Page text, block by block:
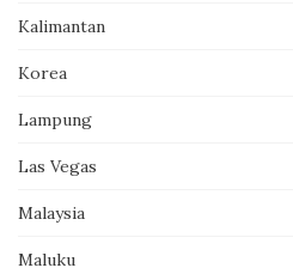
Kalimantan
Korea
Lampung
Las Vegas
Malaysia
Maluku